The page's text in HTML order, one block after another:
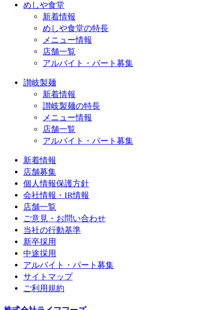
めしや食堂
新着情報
めしや食堂の特長
メニュー情報
店舗一覧
アルバイト・パート募集
讃岐製麺
新着情報
讃岐製麺の特長
メニュー情報
店舗一覧
アルバイト・パート募集
新着情報
店舗募集
個人情報保護方針
会社情報・IR情報
店舗一覧
ご意見・お問い合わせ
当社の行動基準
新卒採用
中途採用
アルバイト・パート募集
サイトマップ
ご利用規約